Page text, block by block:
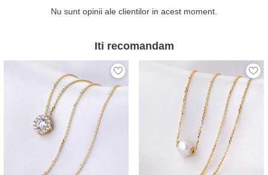
Nu sunt opinii ale clientilor in acest moment.
Iti recomandam